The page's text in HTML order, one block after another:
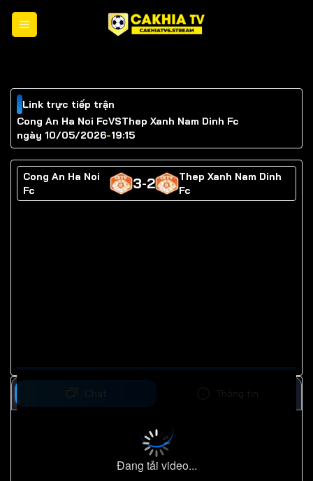
Chuyển
đến
Link trực tiếp trận
Cong An Ha Noi FcVSThep Xanh Nam Dinh Fc
ngày 10/05/2026-19:15
Cong An Ha Noi
Fc
3-2
Thep Xanh Nam Dinh
Fc
Đang tải video...
Chat Thông tin